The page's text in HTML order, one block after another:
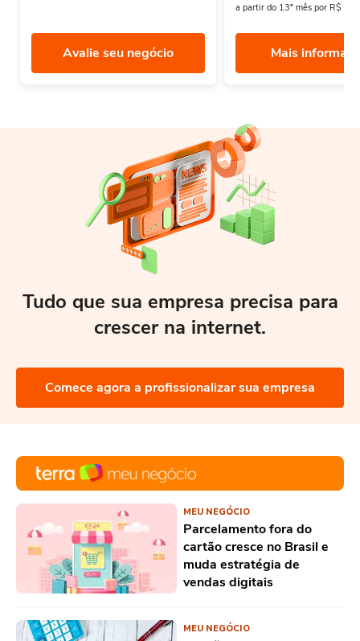
Avalie seu negócio
a partir do 13º mês por R$
Mais
Tudo que sua empresa precisa para
crescer na internet.
Comece agora a profissionalizar sua empresa
MEU NEGÓCIO
Parcelamento fora do
cartão cresce no Brasil e
muda estratégia de
vendas digitais
MEU NEGÓCIO